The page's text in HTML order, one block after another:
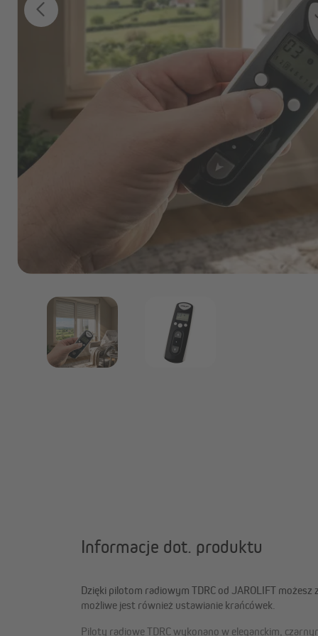
Darmowe próbki
Informacje dot. produktu
Dzięki pilotom radiowym TDRC od JAROLIFT
możliwe jest również ustawianie krańcówek.
Piloty radiowe TDRC wykonano w eleganckim,